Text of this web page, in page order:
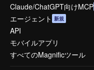
Claude/ChatGPT向けMCP
エージェント 新規
API
モバイルアプリ
すべてのMagnificツール